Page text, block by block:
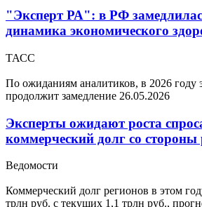
"Эксперт РА": в РФ
динамика экономического
ТАСС
По ожиданиям аналитиков, в 2026 году
продолжит замедление 26.05.2026
Эксперты ожидают роста
коммерческий долг со стороны
Ведомости
Коммерческий долг регионов в этом
трлн руб. с текущих 1,1 трлн руб.,